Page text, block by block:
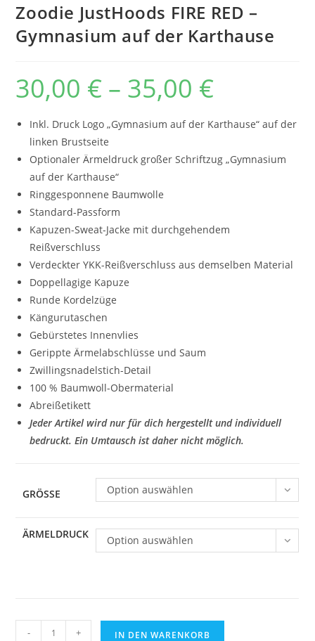
Zoodie JustHoods FIRE RED –
Gymnasium auf der Karthause
30,00 € – 35,00 €
Inkl. Druck Logo „Gymnasium auf der Karthause“ auf der
linken Brustseite
Optionaler Ärmeldruck großer Schriftzug „Gymnasium
auf der Karthause“
Ringgesponnene Baumwolle
Standard-Passform
Kapuzen-Sweat-Jacke mit durchgehendem
Reißverschluss
Verdeckter YKK-Reißverschluss aus demselben Material
Doppellagige Kapuze
Runde Kordelzüge
Kängurutaschen
Gebürstetes Innenvlies
Gerippte Ärmelabschlüsse und Saum
Zwillingsnadelstich-Detail
100 % Baumwoll-Obermaterial
Abreißetikett
Jeder Artikel wird nur für dich hergestellt und individuell
bedruckt. Ein Umtausch ist daher nicht möglich.
GRÖSSE Option auswählen
ÄRMELDRUCK Option auswählen
- + IN DEN WARENKORB